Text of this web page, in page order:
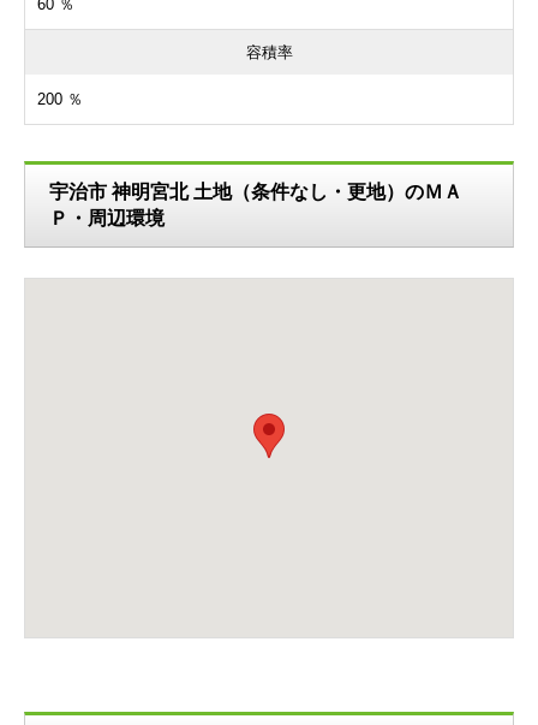
60 ％
容積率
200 ％
宇治市 神明宮北 土地（条件なし・更地）のＭＡ
Ｐ・周辺環境